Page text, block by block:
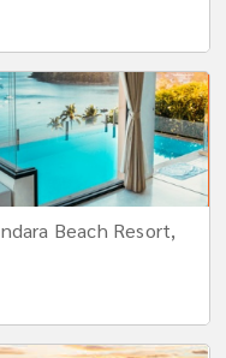
Beach Resort,